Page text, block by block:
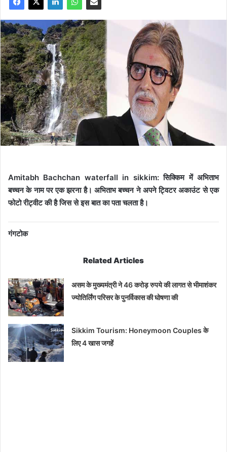
Amitabh Bachchan waterfall in sikkim: सिक्किम में अभिताभ
बच्चन के नाम पर एक झरना है। अभिताभ बच्चन ने अपने ट्विटर अकाउंट से एक
फोटो रीट्वीट की है जिस से इस बात का पता चलता है।
गंगटोक
Related Articles
असम के मुख्यमंत्री ने 46 करोड़ रुपये की लागत से भीमाशंकर
ज्योतिर्लिंग परिसर के पुनर्विकास की घोषणा की
Sikkim Tourism: Honeymoon Couples के
लिए 4 खास जगहें